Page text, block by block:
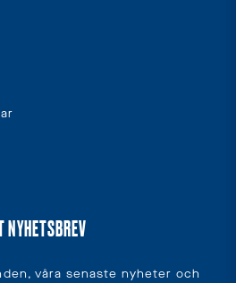
NYHETSBREV
våra senaste nyheter och